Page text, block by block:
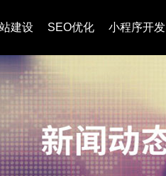
建设 SEO优化 小程序开发